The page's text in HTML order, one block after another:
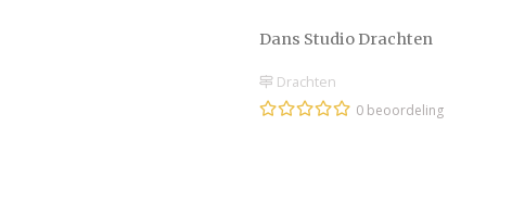
Dans Studio Drachten
Drachten
0 beoordeling